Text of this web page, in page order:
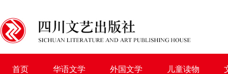
首页 华语文学 外国文学 儿童读物